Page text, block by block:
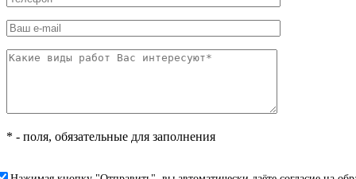
* - поля, обязательные для заполнения